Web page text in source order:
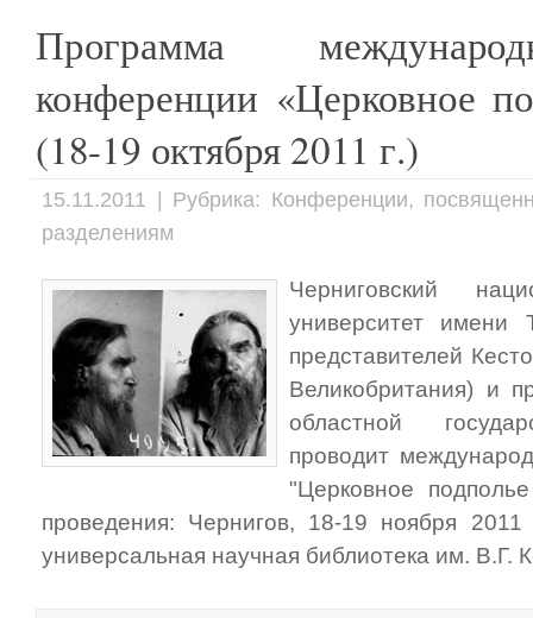
Программа
конференции «Церковное
(18-19 октября 2011 г.)
15.11.2011 | Рубрика: Конференции,
разделениям
Черниговский
университет имени
представителей
Великобритания) и
областной
проводит
"Церковное
проведения: Чернигов, 18-19 ноября 2011
универсальная научная библиотека им. В.Г.